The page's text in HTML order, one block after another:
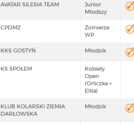
AVATAR SILESIA TEAM
Junior
Młodszy
CPDMZ
Żołnierze
WP
KKS GOSTYŃ Młodzik
KS SPOŁEM
Kobiety
Open
(Orliczka +
Elita)
KLUB KOLARSKI ZIEMIA
DARŁOWSKA
Młodzik